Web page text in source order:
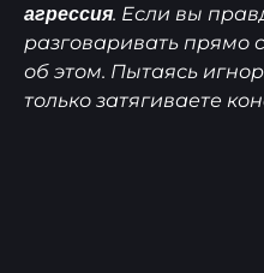
агрессия. Если вы
разговаривать прямо
об этом. Пытаясь
только затягиваете